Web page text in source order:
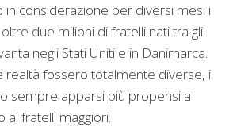
in considerazione per diversi mesi i
due milioni di fratelli nati tra gli
negli Stati Uniti e in Danimarca.
realtà fossero totalmente diverse, i
sempre apparsi più propensi a
fratelli maggiori.